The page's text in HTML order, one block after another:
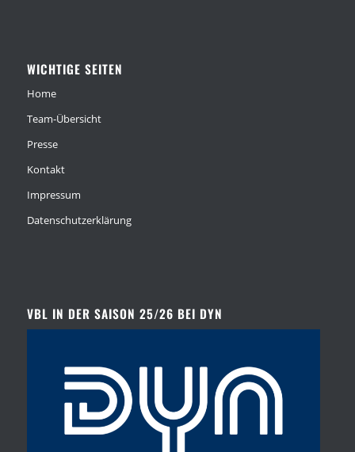
WICHTIGE SEITEN
Home
Team-Übersicht
Presse
Kontakt
Impressum
Datenschutzerklärung
VBL IN DER SAISON 25/26 BEI DYN